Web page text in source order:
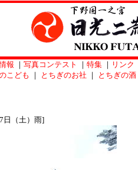
報 ｜ 写真コンテスト ｜ 特集 ｜ リンク
こども ｜ とちぎのお社 ｜ とちぎの酒
日（土）雨]